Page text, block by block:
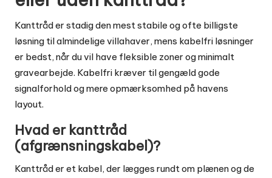
Kanttråd er stadig den mest stabile og ofte billigste
løsning til almindelige villahaver, mens kabelfri løsninger
er bedst, når du vil have fleksible zoner og minimalt
gravearbejde. Kabelfri kræver til gengæld gode
signalforhold og mere opmærksomhed på havens
layout.
Hvad er kanttråd
(afgrænsningskabel)?
Kanttråd er et kabel, der lægges rundt om plænen og de